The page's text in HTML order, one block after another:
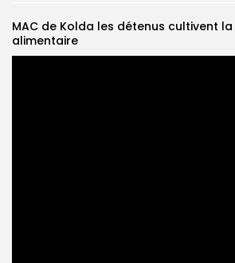
MAC de Kolda les détenus cultivent
alimentaire